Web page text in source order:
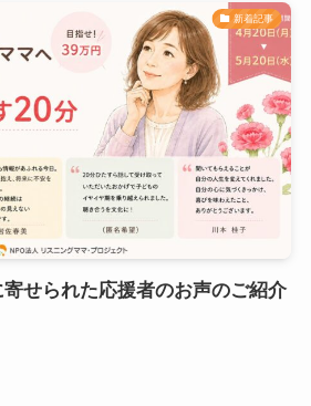
新着記事
せられた応援者のお声のご紹介